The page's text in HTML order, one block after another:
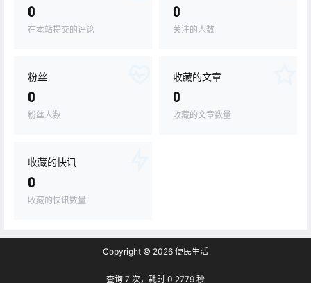
0
在本站提交的评论
0
关注的人数
粉丝
0
粉丝人数
收藏的文章
0
收藏的文章数量
收藏的快讯
0
收藏的快讯数量
Copyright © 2026 便民生活
查询 7 次，耗时 0.2779 秒